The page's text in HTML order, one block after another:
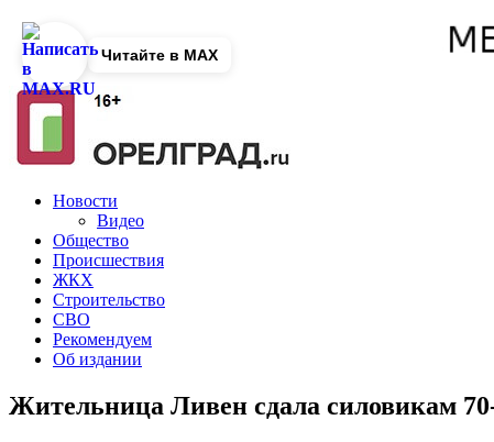
Новости
Видео
Общество
Происшествия
ЖКХ
Строительство
СВО
Рекомендуем
Об издании
Жительница Ливен сдала силовикам
Читайте в MAX